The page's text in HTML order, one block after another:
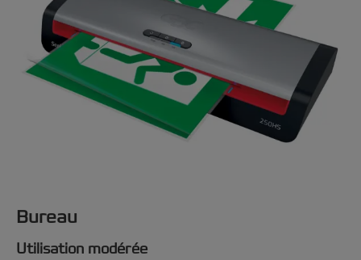
Bureau
Utilisation modérée